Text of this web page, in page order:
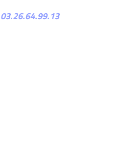
03.26.64.99.13